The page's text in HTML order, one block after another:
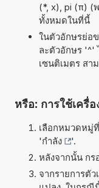
(*, x), pi (π) (
ทั้งหมดในที่นี้
ในตัวอักษรย่อ
ละตัวอักษร '^'
เซนติเมตร สา
หรือ: การใช้เครื่
เลือกหมวดหมู่
'กำลัง
'.
หลังจากนั้น ก
จากรายการตั